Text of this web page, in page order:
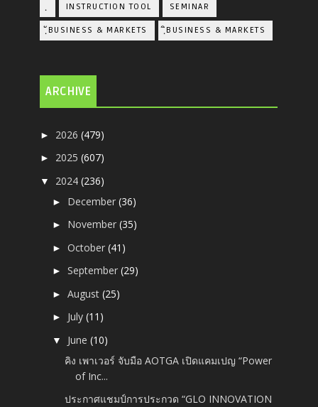
INSTRUCTION TOOL SEMINAR
ฺัBUSINESS & MARKETS ฺิBUSINESS & MARKETS
ARCHIVE
► 2026(479)
► 2025(607)
▼ 2024(236)
► December(36)
► November(35)
►October(41)
►September(29)
►August(25)
► July(11)
▼ June(10)
คิง เพาเวอร์ จับมือ AOTGA เปิดแคมเปญ “Power
of Inc...
ประกาศแชมป์การประกวด “GLO INNOVATION